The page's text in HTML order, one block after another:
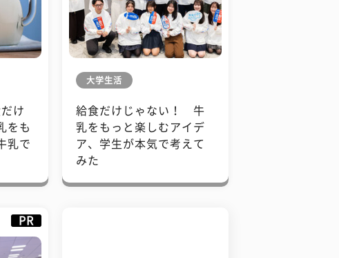
け
をも
乳で
大学生活
給食だけじゃない！ 牛
乳をもっと楽しむアイデ
ア、学生が本気で考えて
みた
PR